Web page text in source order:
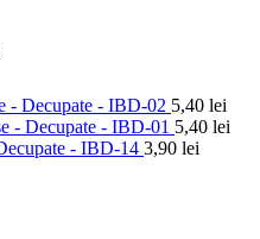
- Decupate - IBD-02 5,40 lei
- Decupate - IBD-01 5,40 lei
- IBD-14 3,90 lei